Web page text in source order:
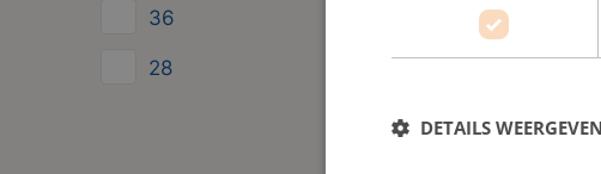
36
28
DETAILS WEERGEVEN